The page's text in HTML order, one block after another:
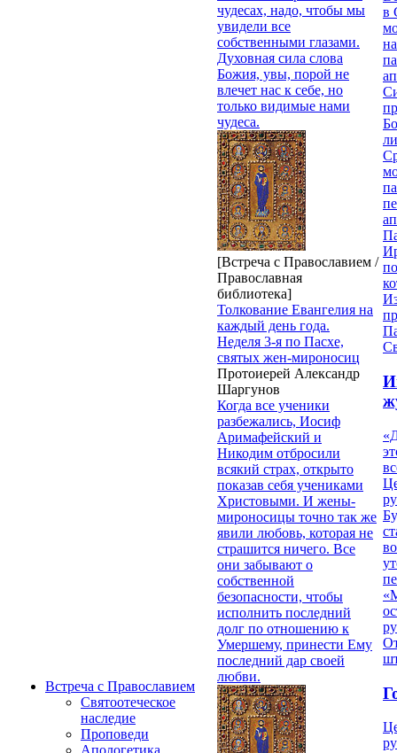
Встреча с Православием
Святоотеческое
наследие
Проповеди
Апологетика
чудесах, надо, чтобы мы
увидели все
собственными глазами.
Духовная сила слова
Божия, увы, порой не
влечет нас к себе, но
только видимые нами
чудеса.
[Встреча с Православием /
Православная
библиотека]
Толкование Евангелия на
каждый день года.
Неделя 3-я по Пасхе,
святых жен-мироносиц
Протоиерей Александр
Шаргунов
Когда все ученики
разбежались, Иосиф
Аримафейский и
Никодим отбросили
всякий страх, открыто
показав себя учениками
Христовыми. И жены-
мироносицы точно так же
явили любовь, которая не
страшится ничего. Все
они забывают о
собственной
безопасности, чтобы
исполнить последний
долг по отношению к
Умершему, принести Ему
последний дар своей
любви.
в